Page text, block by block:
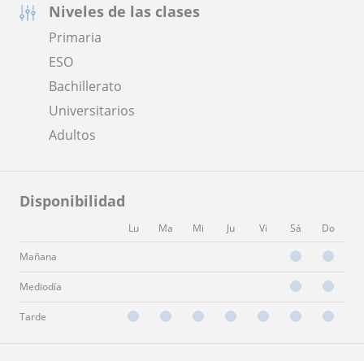
Niveles de las clases
Primaria
ESO
Bachillerato
Universitarios
Adultos
Disponibilidad
Lu Ma Mi Ju Vi Sá Do
Mañana
Mediodía
Tarde